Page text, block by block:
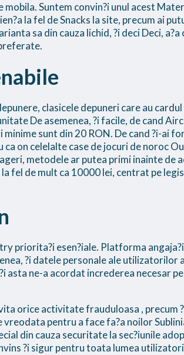
Suntem convin?i unul acest
la fel de Snacks la site, precum ai
sa din cauza lichid, ?i deci Deci,
clasicele depuneri care au
De asemenea, ?i facile, de cand
sunt din 20 RON. De cand ?i-ai
on celelalte case de jocuri de noroc
metodele ar putea primi inainte de
fel de mult ca 10000 lei, centrat pe
priorita?i esen?iale. Platforma
?i datele personale ale
asta ne-a acordat increderea necesar
orice activitate frauduloasa , precum
pentru a face fa?a noilor
din cauza securitate la sec?iunile
?i sigur pentru toata lumea